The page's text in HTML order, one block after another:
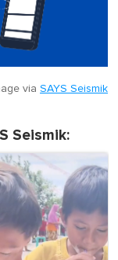
via SAYS Seismik
Seismik: